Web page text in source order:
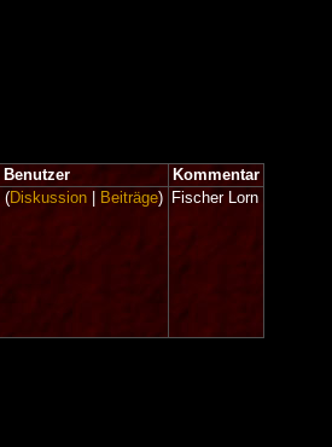
Benutzer
Kommentar
(Diskussion Beiträge) Fischer Lorn